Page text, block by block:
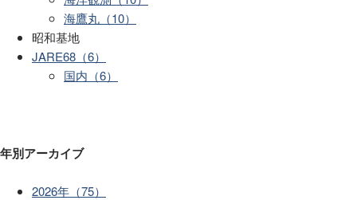
海鷹丸（10）
昭和基地
JARE68（6）
国内（6）
年別アーカイブ
2026年（75）